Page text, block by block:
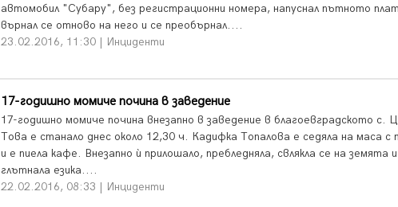
автомобил "Субару", без регистрационни номера, напуснал пътното
върнал се отново на него и се преобърнал....
23.02.2016, 11:30 | Инциденти
17-годишно момиче почина в заведение
17-годишно момиче почина внезапно в заведение в благоевградското с.
Това е станало днес около 12,30 ч. Кадифка Топалова е седяла на маса с
и е пиела кафе. Внезапно ѝ прилошало, пребледняла, свлякла се на земята
глътнала езика....
22.02.2016, 08:33 | Инциденти